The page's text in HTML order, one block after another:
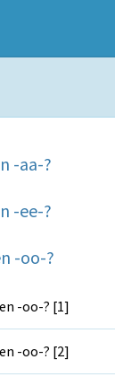
-aa-?
-ee-?
-oo-?
-oo-? [1]
-oo-? [2]